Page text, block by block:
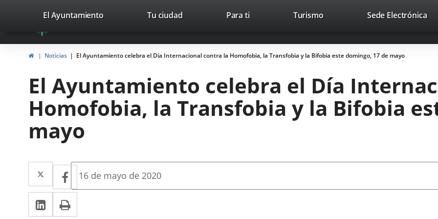
Portal
Web
del
Valladolid
avaTop Trabaja con nosotros Contacto
valladolid.es
El Ayuntamiento Tu ciudad Para ti TurismoEste
abrirá
en
ventana
nueva.
Sede Electrónica
InicioNoticias El Ayuntamiento celebra el Día Internacional contra la Homofobia, la Transfobia y la Bifobia este domingo, 17 de mayo
El Ayuntamiento celebra el Día
Homofobia, la Transfobia y la Bifobia
mayo
Twitter
Enlace
a
una
Facebook
Enlace
a
una
LinkedIn
Enlace
Fecha
la
16 de mayo de 2020